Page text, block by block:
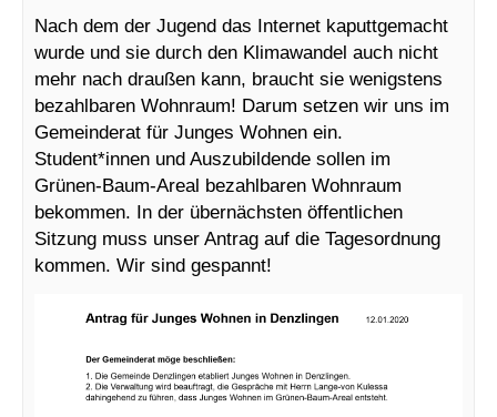
Nach dem der Jugend das Internet kaputtgemacht
wurde und sie durch den Klimawandel auch nicht
mehr nach draußen kann, braucht sie wenigstens
bezahlbaren Wohnraum! Darum setzen wir uns im
Gemeinderat für Junges Wohnen ein.
Student*innen und Auszubildende sollen im
Grünen-Baum-Areal bezahlbaren Wohnraum
bekommen. In der übernächsten öffentlichen
Sitzung muss unser Antrag auf die Tagesordnung
kommen. Wir sind gespannt!